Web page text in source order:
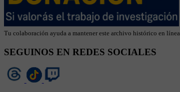
Tu colaboración ayuda a mantener este archivo histórico en línea
SEGUINOS EN REDES SOCIALES